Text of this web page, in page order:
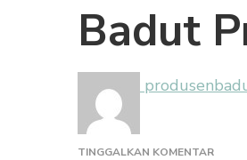
Badut
TINGGALKAN KOMENTARPADA